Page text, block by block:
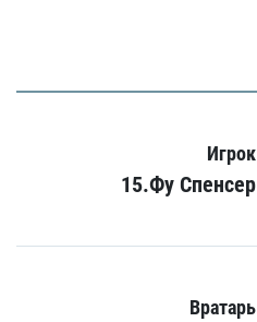
Игрок
15.Фу Спенсер
Вратарь